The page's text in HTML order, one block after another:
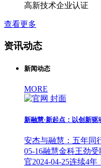
高新技术企业认证
查看更多
资讯动态
新闻动态
MORE
新融慧·新起点：以创新驱
安杰与融慧：五年同
05-16融慧金科王劲
官2024-04-25连续4年